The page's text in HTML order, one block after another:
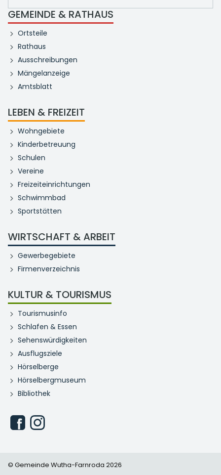
GEMEINDE & RATHAUS
Ortsteile
Rathaus
Ausschreibungen
Mängelanzeige
Amtsblatt
LEBEN & FREIZEIT
Wohngebiete
Kinderbetreuung
Schulen
Vereine
Freizeiteinrichtungen
Schwimmbad
Sportstätten
WIRTSCHAFT & ARBEIT
Gewerbegebiete
Firmenverzeichnis
KULTUR & TOURISMUS
Tourismusinfo
Schlafen & Essen
Sehenswürdigkeiten
Ausflugsziele
Hörselberge
Hörselbergmuseum
Bibliothek
© Gemeinde Wutha-Farnroda 2026